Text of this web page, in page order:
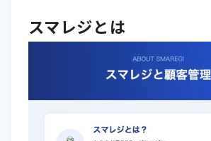
スマレジとは